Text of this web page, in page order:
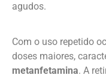
agudos.
Com o uso repetido
doses maiores,
metanfetamina. A